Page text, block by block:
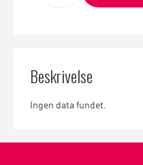
Beskrivelse
Ingen data fundet.